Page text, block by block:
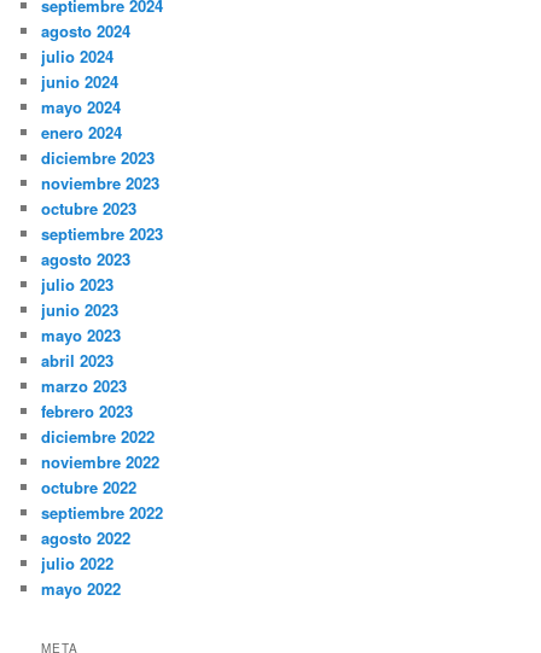
septiembre 2024
agosto 2024
julio 2024
junio 2024
mayo 2024
enero 2024
diciembre 2023
noviembre 2023
octubre 2023
septiembre 2023
agosto 2023
julio 2023
junio 2023
mayo 2023
abril 2023
marzo 2023
febrero 2023
diciembre 2022
noviembre 2022
octubre 2022
septiembre 2022
agosto 2022
julio 2022
mayo 2022
META